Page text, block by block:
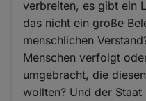
verbreiten, es gibt ein
das nicht ein große
menschlichen
Menschen verfolgt
umgebracht, die
wollten? Und der